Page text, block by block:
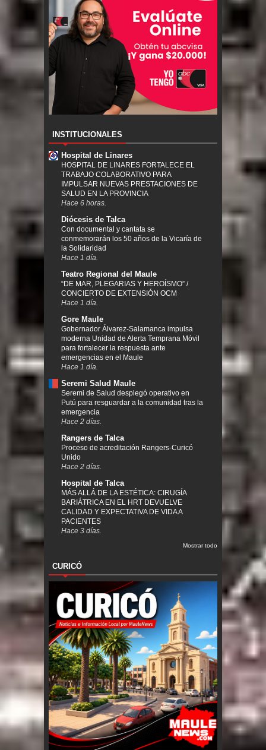
INSTITUCIONALES
Hospital de Linares
HOSPITAL DE LINARES FORTALECE EL
TRABAJO COLABORATIVO PARA
IMPULSAR NUEVAS PRESTACIONES DE
SALUD EN LA PROVINCIA
Hace 6 horas.
Diócesis de Talca
Con documental y cantata se
conmemorarán los 50 años de la Vicaría de
la Solidaridad
Hace 1 día.
Teatro Regional del Maule
“DE MAR, PLEGARIAS Y HEROÍSMO” /
CONCIERTO DE EXTENSIÓN OCM
Hace 1 día.
Gore Maule
Gobernador Álvarez-Salamanca impulsa
moderna Unidad de Alerta Temprana Móvil
para fortalecer la respuesta ante
emergencias en el Maule
Hace 1 día.
Seremi Salud Maule
Seremi de Salud desplegó operativo en
Putú para resguardar a la comunidad tras la
emergencia
Hace 2 días.
Rangers de Talca
Proceso de acreditación Rangers-Curicó
Unido
Hace 2 días.
Hospital de Talca
MÁS ALLÁ DE LA ESTÉTICA: CIRUGÍA
BARIÁTRICA EN EL HRT DEVUELVE
CALIDAD Y EXPECTATIVA DE VIDA A
PACIENTES
Hace 3 días.
Mostrar todo
CURICÓ